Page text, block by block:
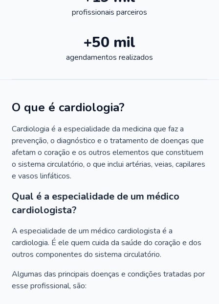
profissionais parceiros
+50 mil
agendamentos realizados
O que é cardiologia?
Cardiologia é a especialidade da medicina que faz a
prevenção, o diagnóstico e o tratamento de doenças que
afetam o coração e os outros elementos que constituem
o sistema circulatório, o que inclui artérias, veias, capilares
e vasos linfáticos.
Qual é a especialidade de um médico
cardiologista?
A especialidade de um médico cardiologista é a
cardiologia. É ele quem cuida da saúde do coração e dos
outros componentes do sistema circulatório.
Algumas das principais doenças e condições tratadas por
esse profissional, são: